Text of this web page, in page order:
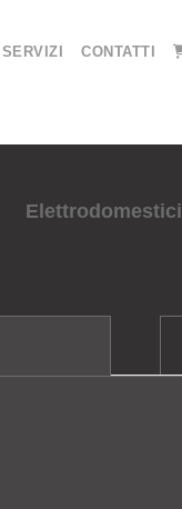
SERVIZI CONTATTI
Elettrodomestici